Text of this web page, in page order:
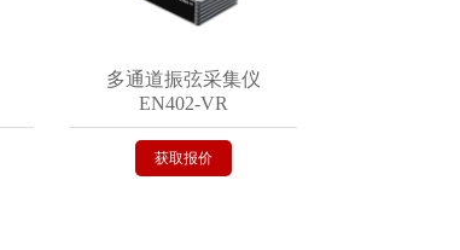
多通道振弦采集仪
EN402-VR
获取报价